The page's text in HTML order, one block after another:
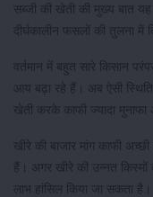
सब्जी की खेती की मुख्य बात यह
दीर्घकालीन फसलों की तुलना
वर्तमान में बहुत सारे किसान
आय बढ़ा रहे हैं। अब ऐसी
खेती करके काफी ज्यादा मुनाफा
खीरे की बाजार मांग काफी
हैं। अगर खीरे की उन्नत किस्मों
लाभ हांसिल किया जा सकता है।